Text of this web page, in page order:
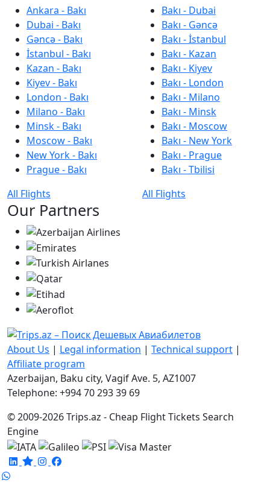
Ankara - Bakı
Dubai - Bakı
Gəncə - Bakı
İstanbul - Bakı
Kazan - Bakı
Kiyev - Bakı
London - Bakı
Milano - Bakı
Minsk - Bakı
Moscow - Bakı
New York - Bakı
Prague - Bakı
All Flights
Bakı - Dubai
Bakı - Gəncə
Bakı - İstanbul
Bakı - Kazan
Bakı - Kiyev
Bakı - London
Bakı - Milano
Bakı - Minsk
Bakı - Moscow
Bakı - New York
Bakı - Prague
Bakı - Tbilisi
All Flights
Our Partners
About Us | Legal information | Technical support |
Affiliate program
Azerbaijan, Baku city, Vagif Ave. 5, AZ1007
Telephone: +994 70 293 39 69
© 2009-2026 Trips.az - Cheap Flight Tickets Search
Engine